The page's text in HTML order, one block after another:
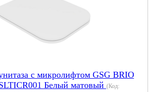
с микролифтом GSG BRIO
Белый матовый (Код: